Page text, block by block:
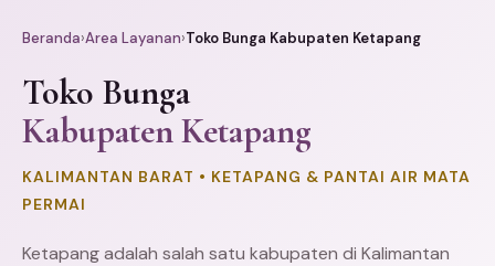
Beranda›Area Layanan›Toko Bunga Kabupaten Ketapang
Toko Bunga
Kabupaten Ketapang
KALIMANTAN BARAT • KETAPANG & PANTAI AIR MATA
PERMAI
Ketapang adalah salah satu kabupaten di Kalimantan